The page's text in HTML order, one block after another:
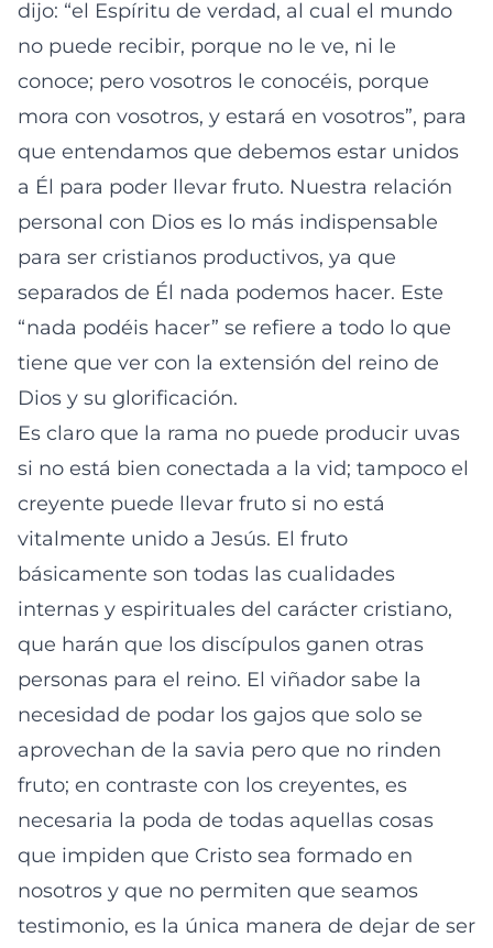
dijo: “el Espíritu de verdad, al cual el mundo
no puede recibir, porque no le ve, ni le
conoce; pero vosotros le conocéis, porque
mora con vosotros, y estará en vosotros”, para
que entendamos que debemos estar unidos
a Él para poder llevar fruto. Nuestra relación
personal con Dios es lo más indispensable
para ser cristianos productivos, ya que
separados de Él nada podemos hacer. Este
“nada podéis hacer” se refiere a todo lo que
tiene que ver con la extensión del reino de
Dios y su glorificación.
Es claro que la rama no puede producir uvas
si no está bien conectada a la vid; tampoco el
creyente puede llevar fruto si no está
vitalmente unido a Jesús. El fruto
básicamente son todas las cualidades
internas y espirituales del carácter cristiano,
que harán que los discípulos ganen otras
personas para el reino. El viñador sabe la
necesidad de podar los gajos que solo se
aprovechan de la savia pero que no rinden
fruto; en contraste con los creyentes, es
necesaria la poda de todas aquellas cosas
que impiden que Cristo sea formado en
nosotros y que no permiten que seamos
testimonio, es la única manera de dejar de ser